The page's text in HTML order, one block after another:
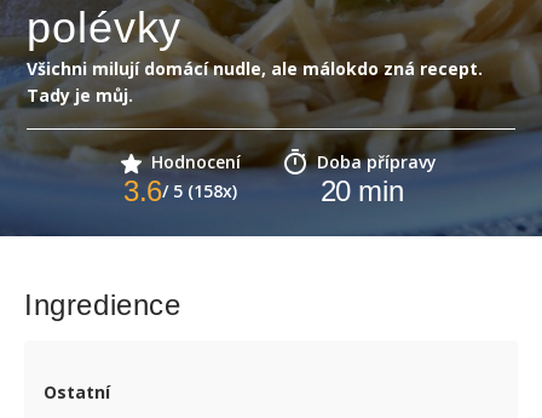
polévky
Všichni milují domácí nudle, ale málokdo zná recept.
Tady je můj.
Hodnocení
3.6/ 5 (158x)
Doba přípravy
20min
Ingredience
Ostatní